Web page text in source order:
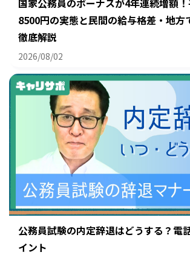
国家公務員のボーナスが4年連続増額
8500円の実態と民間の給与格差・地方
徹底解説
2026/08/02
公務員試験の内定辞退はどうする？電
イント